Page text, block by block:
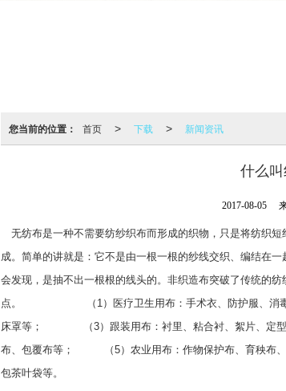
您当前的位置： 首页 > 下载 > 新闻资讯
什么
2017-08-05 来
无纺布是一种不需要纺纱织布而形成的织物，只是将纺织
成。简单的讲就是：它不是由一根一根的纱线交织、编结在
会发现，是抽不出一根根的线头的。非织造布突破了传统的
点。 　　 　　  　（1）医疗卫生用布：手术衣、防护服、
床罩等； 　　  　（3）跟装用布：衬里、粘合衬、絮片、定
布、包覆布等； 　  　（5）农业用布：作物保护布、育秧布
包茶叶袋等。